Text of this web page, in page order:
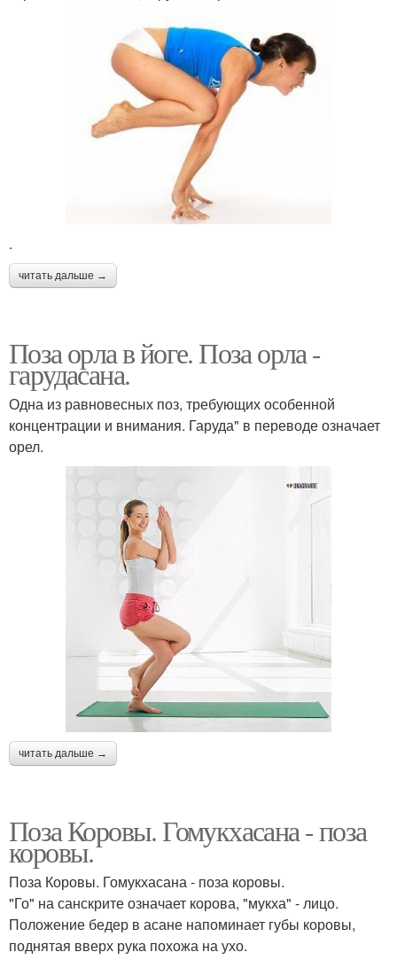
.
читать дальше →
Поза орла в йоге. Поза орла -
гарудасана.
Одна из равновесных поз, требующих особенной
концентрации и внимания. Гаруда" в переводе означает
орел.
читать дальше →
Поза Коровы. Гомукхасана - поза
коровы.
Поза Коровы. Гомукхасана - поза коровы.
"Го" на санскрите означает корова, "мукха" - лицо.
Положение бедер в асане напоминает губы коровы,
поднятая вверх рука похожа на ухо.